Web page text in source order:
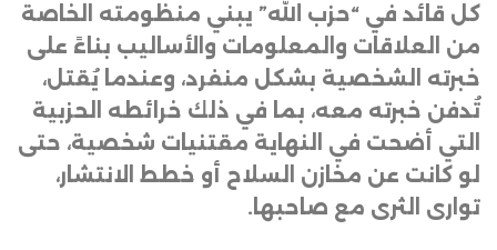
كل قائد في “حزب الله” يبني منظومته الخاصة
من العلاقات والمعلومات والأساليب بناءً على
خبرته الشخصية بشكل منفرد، وعندما يُقتل،
تُدفن خبرته معه، بما في ذلك خرائطه الحزبية
التي أضحت في النهاية مقتنيات شخصية، حتى
لو كانت عن مخازن السلاح أو خطط الانتشار،
توارى الثرى مع صاحبها .